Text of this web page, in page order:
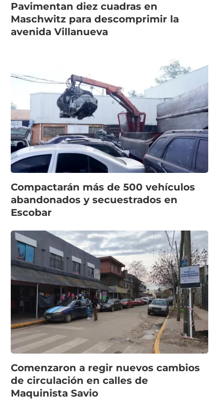
Pavimentan diez cuadras en
Maschwitz para descomprimir la
avenida Villanueva
Compactarán más de 500 vehículos
abandonados y secuestrados en
Escobar
Comenzaron a regir nuevos cambios
de circulación en calles de
Maquinista Savio